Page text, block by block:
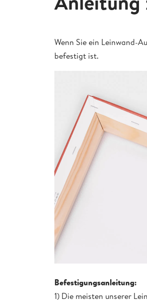
Wenn Sie ein Leinwand-
befestigt ist.
Befestigungsanleitung:
1) Die meisten unserer